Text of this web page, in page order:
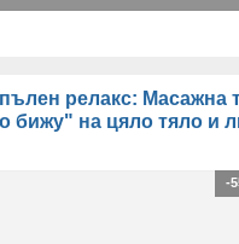
релакс: Масажна
бижу" на цяло тяло и
-